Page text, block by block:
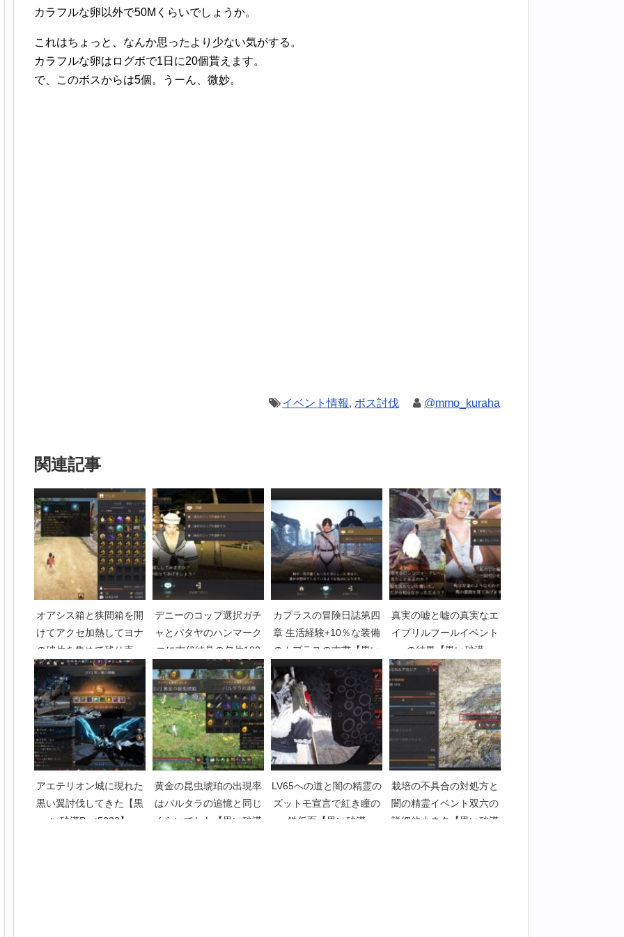
カラフルな卵以外で50Mくらいでしょうか。
これはちょっと、なんか思ったより少ない気がする。
カラフルな卵はログボで1日に20個貰えます。
で、このボスからは5個。うーん、微妙。
イベント情報, ボス討伐 @mmo_kuraha
関連記事
オアシス箱と狭間箱を開
けてアクセ加熱してヨナ
の破片を集めて残り売っ
て資産回復【黒い砂漠
Part3727】
デニーのコップ選択ガチ
ャとパタヤのハンマーク
エに古代結晶の欠片100
個持ってった結果[TWP]
【黒い砂漠Part3614】
カプラスの冒険日誌第四
章 生活経験+10％な装備
のカプラスの古書【黒い
砂漠Part3358】
真実の嘘と嘘の真実なエ
イプリルフールイベント
の結果【黒い砂漠
Part2953】
アエテリオン城に現れた
黒い翼討伐してきた【黒
い砂漠Part5333】
黄金の昆虫琥珀の出現率
はバルタラの追憶と同じ
くらいでした【黒い砂漠
LV65への道と闇の精霊の
ズットモ宣言で紅き瞳の
鉄仮面【黒い砂漠
栽培の不具合の対処方と
闇の精霊イベント双六の
詳細他小ネタ【黒い砂漠